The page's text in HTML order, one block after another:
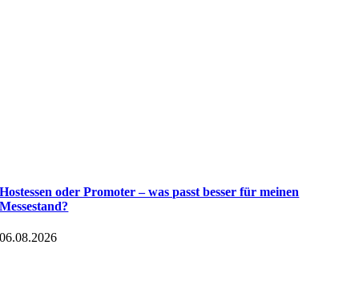
Hostessen oder Promoter – was passt besser für meinen
Messestand?
06.08.2026